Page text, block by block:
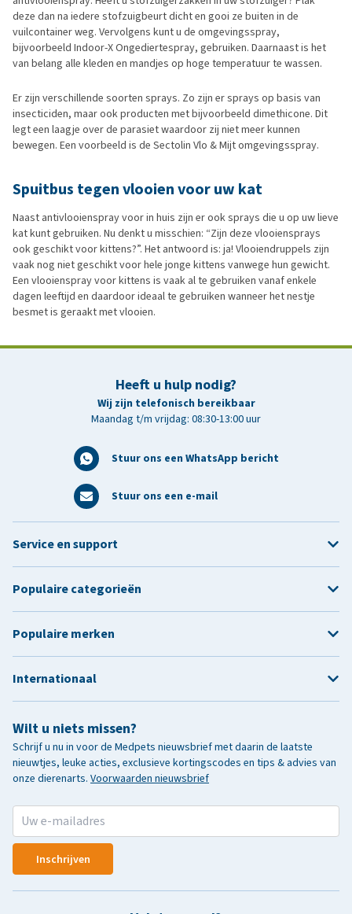
deze dan na iedere stofzuigbeurt dicht en gooi ze buiten in de
vuilcontainer weg. Vervolgens kunt u de omgevingsspray,
bijvoorbeeld Indoor-X Ongediertespray, gebruiken. Daarnaast is het
van belang alle kleden en mandjes op hoge temperatuur te wassen.
Er zijn verschillende soorten sprays. Zo zijn er sprays op basis van
insecticiden, maar ook producten met bijvoorbeeld dimethicone. Dit
legt een laagje over de parasiet waardoor zij niet meer kunnen
bewegen. Een voorbeeld is de Sectolin Vlo & Mijt omgevingsspray.
Spuitbus tegen vlooien voor uw kat
Naast antivlooienspray voor in huis zijn er ook sprays die u op uw lieve
kat kunt gebruiken. Nu denkt u misschien: “Zijn deze vlooiensprays
ook geschikt voor kittens?”. Het antwoord is: ja! Vlooiendruppels zijn
vaak nog niet geschikt voor hele jonge kittens vanwege hun gewicht.
Een vlooienspray voor kittens is vaak al te gebruiken vanaf enkele
dagen leeftijd en daardoor ideaal te gebruiken wanneer het nestje
besmet is geraakt met vlooien.
Heeft u hulp nodig?
Wij zijn telefonisch bereikbaar
Maandag t/m vrijdag: 08:30-13:00 uur
Stuur ons een WhatsApp bericht
Stuur ons een e-mail
Wilt u niets missen?
Schrijf u nu in voor de Medpets nieuwsbrief met daarin de laatste
nieuwtjes, leuke acties, exclusieve kortingscodes en tips & advies van
onze dierenarts. Voorwaarden nieuwsbrief
Inschrijven
Service en support
Populaire categorieën
Populaire merken
Internationaal